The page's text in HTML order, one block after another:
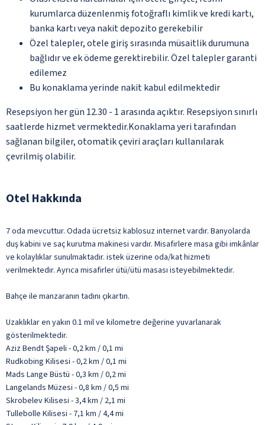
kurumlarca düzenlenmiş fotoğraflı kimlik ve kredi kartı,
banka kartı veya nakit depozito gerekebilir
Özel talepler, otele giriş sırasında müsaitlik durumuna
bağlıdır ve ek ödeme gerektirebilir. Özel talepler garanti
edilemez
Bu konaklama yerinde nakit kabul edilmektedir
Resepsiyon her gün 12.30 - 1 arasında açıktır. Resepsiyon sınırlı
saatlerde hizmet vermektedir.Konaklama yeri tarafından
sağlanan bilgiler, otomatik çeviri araçları kullanılarak
çevrilmiş olabilir.
Otel Hakkında
7 oda mevcuttur. Odada ücretsiz kablosuz internet vardır. Banyolarda
duş kabini ve saç kurutma makinesi vardır. Misafirlere masa gibi imkânlar
ve kolaylıklar sunulmaktadır. istek üzerine oda/kat hizmeti
verilmektedir. Ayrıca misafirler ütü/ütü masası isteyebilmektedir.
Bahçe ile manzaranın tadını çıkartın.
Uzaklıklar en yakın 0.1 mil ve kilometre değerine yuvarlanarak
gösterilmektedir.
Aziz Bendt Şapeli - 0,2 km / 0,1 mi
Rudkobing Kilisesi - 0,2 km / 0,1 mi
Mads Lange Büstü - 0,3 km / 0,2 mi
Langelands Müzesi - 0,8 km / 0,5 mi
Skrobelev Kilisesi - 3,4 km / 2,1 mi
Tullebolle Kilisesi - 7,1 km / 4,4 mi